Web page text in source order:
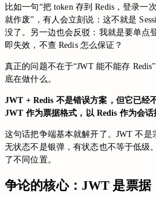
比如一句“把 token 存到 Redis，登录一
就作废”，有人会立刻说：这不就是
没了。另一边也会反驳：我就是要单点
即失效，不查 Redis 怎么保证？
真正的问题不在于“JWT 能不能存
底在做什么。
JWT + Redis 不是错误方案，但它已经
JWT 作为票据格式，以 Redis 作为会话
这句话把争端基本就解开了。JWT 不是
无状态不是银弹，有状态也不等于低级
了不同位置。
争论的核心：JWT 是票据